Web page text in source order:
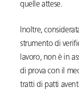
quelle attese.
Inoltre,
strumento di
lavoro, non è in
di prova con il
tratti di patti